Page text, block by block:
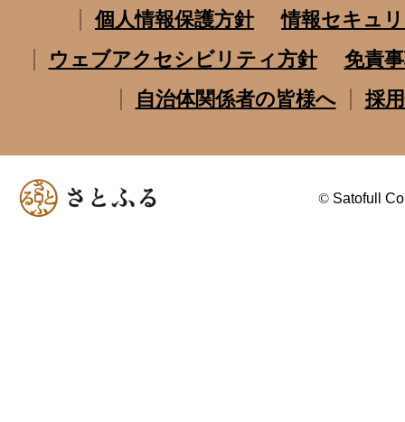
個人情報保護方針
情報セキュ
ウェブアクセシビリティ方針
免責
自治体関係者の皆様へ
採
© Satofull